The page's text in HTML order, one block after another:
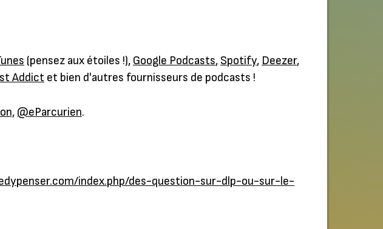
(pensez aux étoiles !), Google Podcasts, Spotify, Deezer,
Addict et bien d'autres fournisseurs de podcasts !
@eParcurien.
index.php/des-question-sur-dlp-ou-sur-le-